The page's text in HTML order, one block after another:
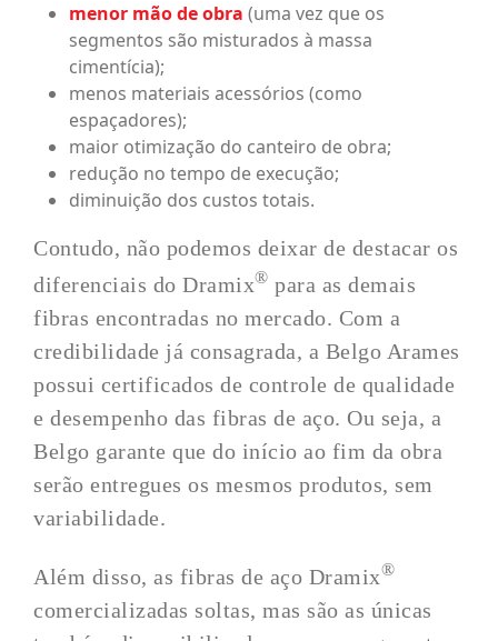
menor mão de obra (uma vez que os
segmentos são misturados à massa
cimentícia);
menos materiais acessórios (como
espaçadores);
maior otimização do canteiro de obra;
redução no tempo de execução;
diminuição dos custos totais.
Contudo, não podemos deixar de destacar os
diferenciais do Dramix® para as demais
fibras encontradas no mercado. Com a
credibilidade já consagrada, a Belgo Arames
possui certificados de controle de qualidade
e desempenho das fibras de aço. Ou seja, a
Belgo garante que do início ao fim da obra
serão entregues os mesmos produtos, sem
variabilidade.
Além disso, as fibras de aço Dramix®
comercializadas soltas, mas são as únicas